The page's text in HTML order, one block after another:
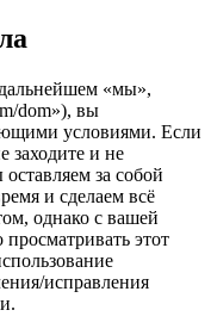
«мы»,
dom»), вы
условиями. Если
заходите и не
за собой
и сделаем всё
однако с вашей
этот
исправления